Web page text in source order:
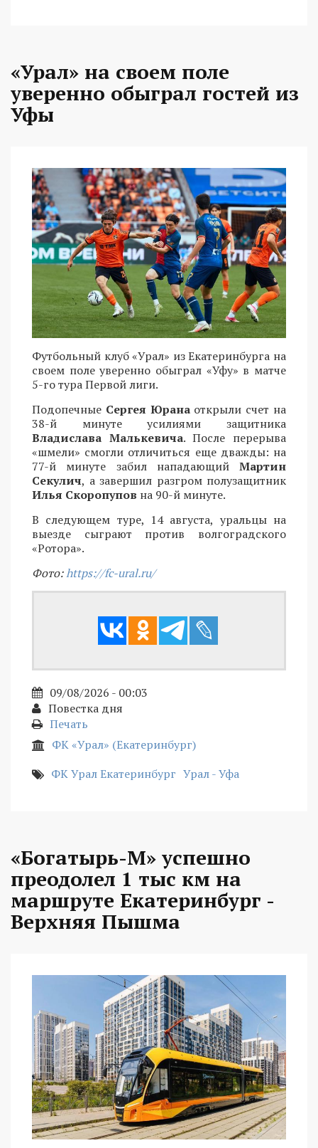
«Урал» на своем поле
уверенно обыграл гостей из
Уфы
Футбольный клуб «Урал» из Екатеринбурга на
своем поле уверенно обыграл «Уфу» в матче
5-го тура Первой лиги.
Подопечные Сергея Юрана открыли счет на
38-й минуте усилиями защитника
Владислава Малькевича. После перерыва
«шмели» смогли отличиться еще дважды: на
77-й минуте забил нападающий Мартин
Секулич, а завершил разгром полузащитник
Илья Скоропупов на 90-й минуте.
В следующем туре, 14 августа, уральцы на
выезде сыграют против волгоградского
«Ротора».
Фото:https://fc-ural.ru/
09/08/2026 - 00:03
Повестка дня
Печать
ФК «Урал» (Екатеринбург)
ФК Урал Екатеринбург Урал - Уфа
«Богатырь-М» успешно
преодолел 1 тыс км на
маршруте Екатеринбург -
Верхняя Пышма